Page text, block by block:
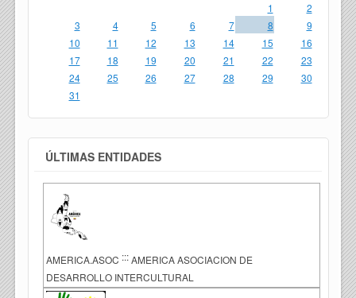
1
2
3
4 5 6 7 8
9
10
11 12 13 14 15
16
17
18 19 20 21 22
23
24
25 26 27 28 29
30
31
ÚLTIMAS ENTIDADES
AMERICA.ASOC ::: AMERICA ASOCIACION DE
DESARROLLO INTERCULTURAL